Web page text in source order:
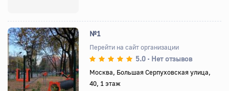
Назад Вперед
№1
Перейти на сайт организации
5.0 • Нет отзывов
Москва, Большая Серпуховская улица,
40, 1 этаж